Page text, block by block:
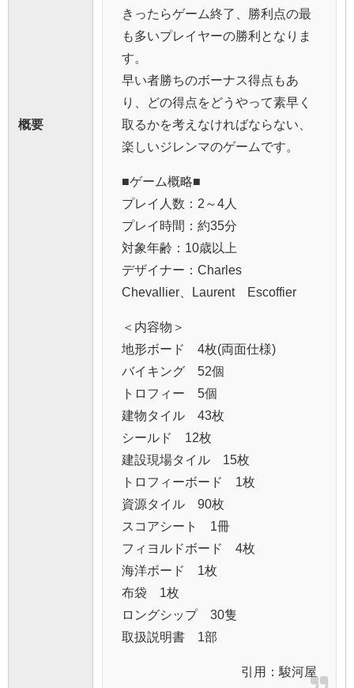
概要
きったらゲーム終了、勝利点の最
も多いプレイヤーの勝利となりま
す。
早い者勝ちのボーナス得点もあ
り、どの得点をどうやって素早く
取るかを考えなければならない、
楽しいジレンマのゲームです。
■ゲーム概略■
プレイ人数：2～4人
プレイ時間：約35分
対象年齢：10歳以上
デザイナー：Charles
Chevallier、Laurent Escoffier
＜内容物＞
地形ボード 4枚(両面仕様)
バイキング 52個
トロフィー 5個
建物タイル 43枚
シールド 12枚
建設現場タイル 15枚
トロフィーボード 1枚
資源タイル 90枚
スコアシート 1冊
フィヨルドボード 4枚
海洋ボード 1枚
布袋 1枚
ロングシップ 30隻
取扱説明書 1部
引用： 駿河屋